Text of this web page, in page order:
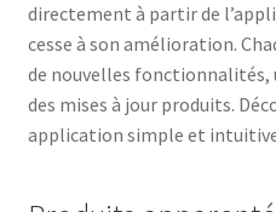
directement à partir de
cesse à son amélioration.
de nouvelles
des mises à jour produits.
application simple et